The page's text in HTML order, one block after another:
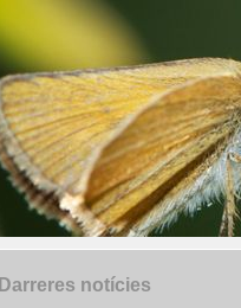
Darreres notícies